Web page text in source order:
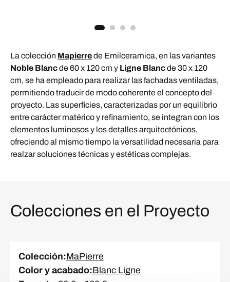
La colección Mapierrede Emilceramica, en las variantes
Noble Blancde 60 x 120 cm y Ligne Blancde 30 x 120
cm, se ha empleado para realizar las fachadas ventiladas,
permitiendo traducir de modo coherente el concepto del
proyecto. Las superficies, caracterizadas por un equilibrio
entre carácter matérico y refinamiento, se integran con los
elementos luminosos y los detalles arquitectónicos,
ofreciendo al mismo tiempo la versatilidad necesaria para
realzar soluciones técnicas y estéticas complejas.
Colecciones en el Proyecto
Colección:MaPierre
Color y acabado:Blanc Ligne